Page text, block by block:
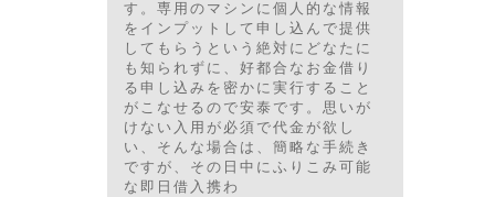
す。専用のマシンに個人的な情報
をインプットして申し込んで提供
してもらうという絶対にどなたに
も知られずに、好都合なお金借り
る申し込みを密かに実行すること
がこなせるので安泰です。思いが
けない入用が必須で代金が欲し
い、そんな場合は、簡略な手続き
ですが、その日中にふりこみ可能
な即日借入携わ